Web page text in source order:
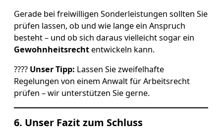
Gerade bei freiwilligen Sonderleistungen sollten Sie
prüfen lassen, ob und wie lange ein Anspruch
besteht – und ob sich daraus vielleicht sogar ein
Gewohnheitsrecht entwickeln kann.
???? Unser Tipp: Lassen Sie zweifelhafte
Regelungen von einem Anwalt für Arbeitsrecht
prüfen – wir unterstützen Sie gerne.
6. Unser Fazit zum Schluss